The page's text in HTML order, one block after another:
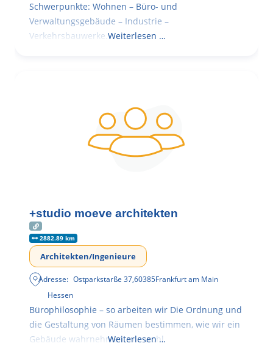
Schwerpunkte: Wohnen – Büro- und
Verwaltungsgebäude – Industrie –
Verkehrsbauwerke. Weiterlesen …
+studio moeve architekten
2882.89 km
Architekten/Ingenieure
Adresse: Ostparkstarße 37,60385Frankfurt am Main
Hessen
Bürophilosophie – so arbeiten wir Die Ordnung und
die Gestaltung von Räumen bestimmen, wie wir ein
Gebäude wahrnehmen, wie wohl
Weiterlesen …